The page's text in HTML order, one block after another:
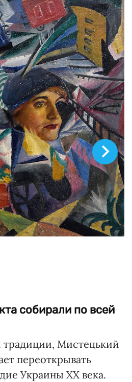
собирали по всей
традиции, Мистецький
переоткрывать
Украины ХХ века.